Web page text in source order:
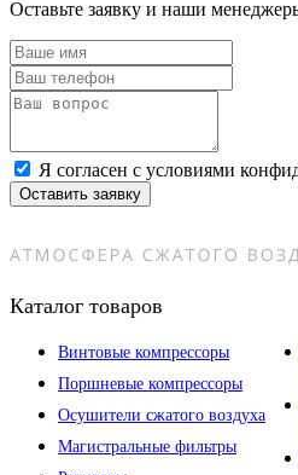
Оставьте заявку и наши
Я согласен с условиями
Оставить заявку
Каталог товаров
Винтовые компрессоры
Поршневые компрессоры
Осушители сжатого воздуха
Магистральные фильтры